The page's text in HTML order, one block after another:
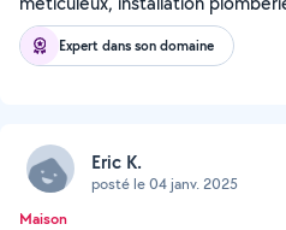
Expert dans son domaine
Eric K.
posté le 04 janv. 2025
Maison